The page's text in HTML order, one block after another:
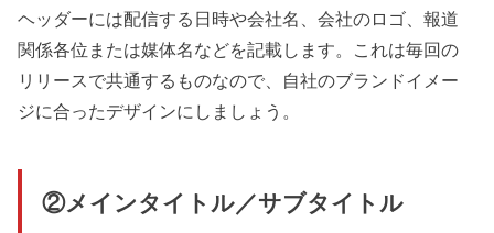
ヘッダーには配信する日時や会社名、会社のロゴ、報道
関係各位または媒体名などを記載します。これは毎回の
リリースで共通するものなので、自社のブランドイメー
ジに合ったデザインにしましょう。
②メインタイトル／サブタイトル